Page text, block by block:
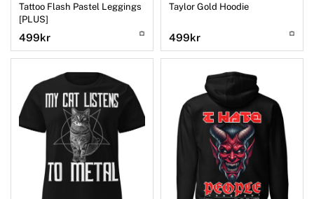
Tattoo Flash Pastel Leggings
[PLUS]
499kr
Taylor Gold Hoodie
499kr